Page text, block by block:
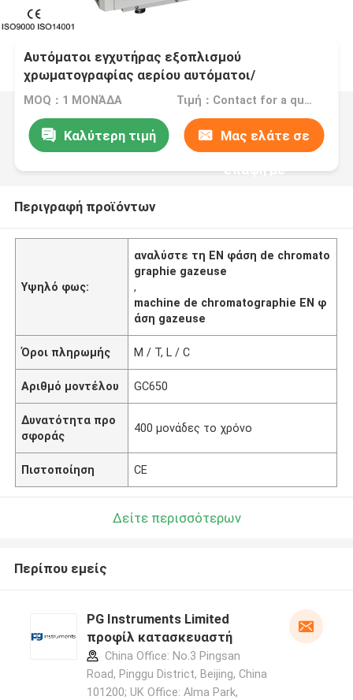
Αυτόματοι εγχυτήρας εξοπλισμού
χρωματογραφίας αερίου αυτόματοι/
δειγματοληπτική συσκευή, εξοπλισμός
MOQ：1 ΜΟΝΆΔΑ Τιμή：Contact for a quote
Καλύτερη τιμή Μας ελάτε σε
επαφή με
Περιγραφή προϊόντων
Υψηλό φως:
αναλύστε τη EN φάση de chromato
graphie gazeuse
,
machine de chromatographie EN φ
άση gazeuse
Όροι πληρωμής Μ / Τ, L / C
Αριθμό μοντέλου GC650
Δυνατότητα προ
σφοράς
400 μονάδες το χρόνο
Πιστοποίηση CE
Δείτε περισσότερων
Περίπου εμείς
PG Instruments Limited
προφίλ κατασκευαστή
China Office: No.3 Pingsan
Road, Pinggu District, Beijing, China
101200; UK Office: Alma Park,